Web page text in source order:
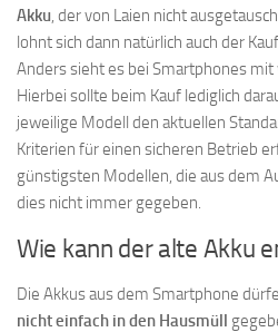
Akku, der von Laien nicht
lohnt sich dann natürlich auch der
Anders sieht es bei Smartphones mit
Hierbei sollte beim Kauf lediglich
jeweilige Modell den aktuellen
Kriterien für einen sicheren Betrieb
günstigsten Modellen, die aus dem
dies nicht immer gegeben.
Wie kann der alte Akku
Die Akkus aus dem Smartphone
nicht einfach in den Hausmüll